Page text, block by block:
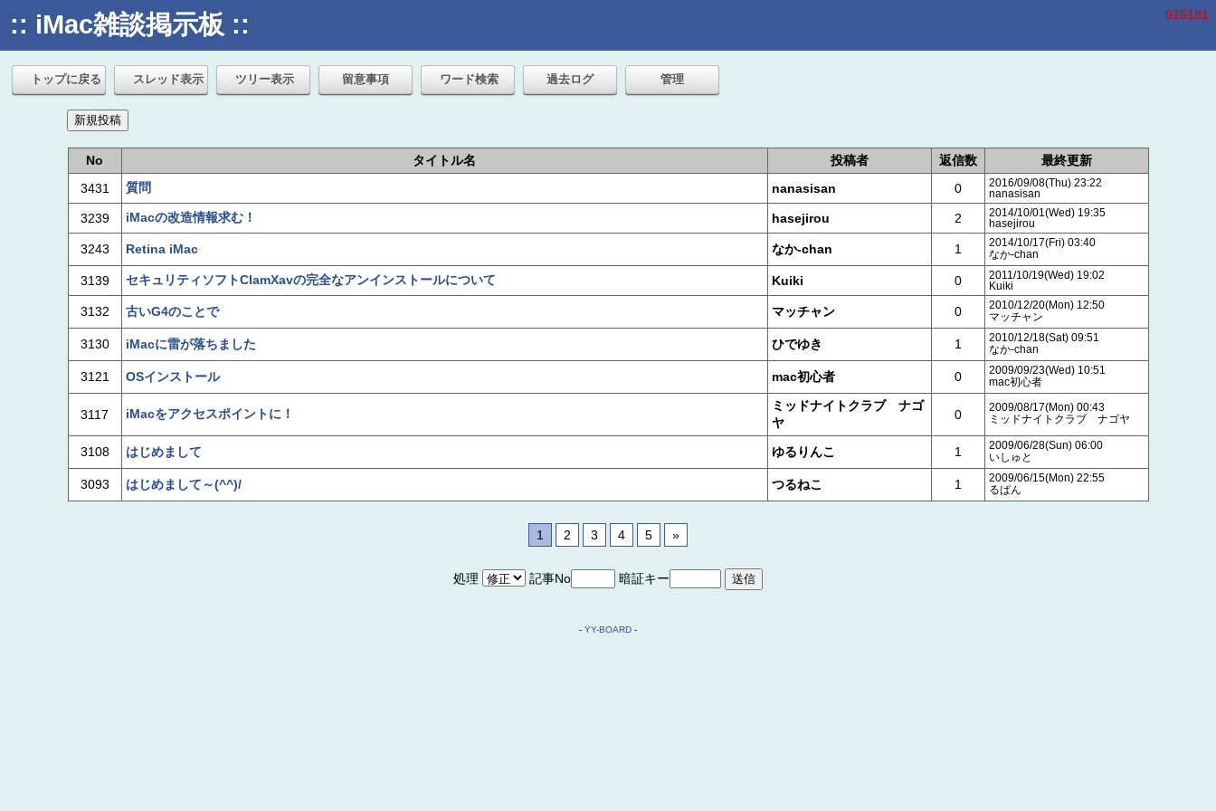
:: iMac雑談掲示板 :: 916181
トップに戻る スレッド表示 ツリー表示 留意事項 ワード検索 過去ログ 管理
No タイトル名 投稿者 返信数
最終更新
3431
質問 nanasisan 0
2016/09/08(Thu) 23:22
nanasisan
3239 iMacの改造情報求む！ hasejirou 2
2014/10/01(Wed) 19:35
hasejirou
3243 Retina iMac なか-chan 1
2014/10/17(Fri) 03:40
なか-chan
3139 セキュリティソフトClamXavの完全なアンインストールについて Kuiki 0
2011/10/19(Wed) 19:02
Kuiki
3132 古いG4のことで マッチャン 0
2010/12/20(Mon) 12:50
マッチャン
3130 iMacに雷が落ちました ひでゆき 1
2010/12/18(Sat) 09:51
なか-chan
3121 OSインストール mac初心者 0
2009/09/23(Wed) 10:51
mac初心者
3117 iMacをアクセスポイントに！
ミッドナイトクラブ ナゴ
ヤ
0
2009/08/17(Mon) 00:43
ミッドナイトクラブ ナゴヤ
3108 はじめまして ゆるりんこ 1
2009/06/28(Sun) 06:00
いしゅと
3093 はじめまして～(^^)/ つるねこ 1
2009/06/15(Mon) 22:55
るぱん
1 2 3 4 5 »
処理 記事No 暗証キー
- YY-BOARD -